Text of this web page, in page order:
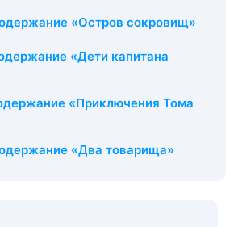
«Остров сокровищ»
«Дети капитана
«Приключения Тома
«Два товарища»